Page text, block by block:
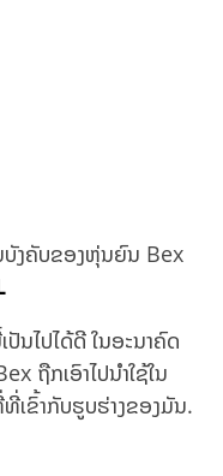
ນບັງຄັບຂອງຫຸ່ນຍົນ Bex
ນໄປໄດ້ດີ ໃນອະນາຄົດ
ຖືກເອົາໄປນຳໃຊ້ໃນ
ຂົ້າກັບຮູບຮ່າງຂອງມັນ.